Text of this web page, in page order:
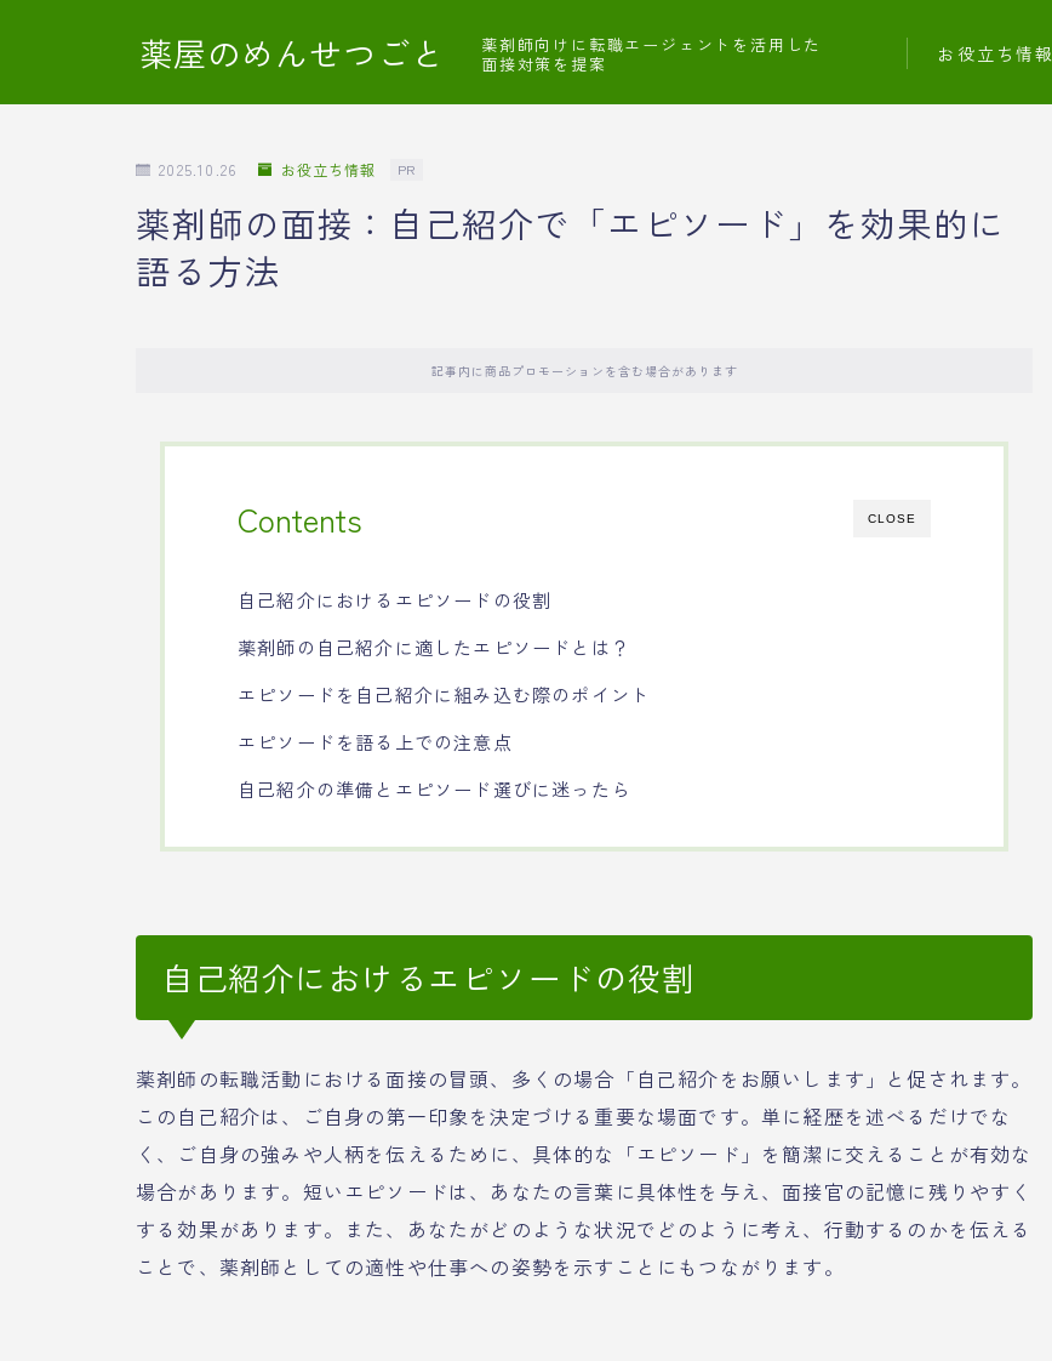
薬屋のめんせつごと
薬剤師向けに転職エージェントを活用した
面接対策を提案
お役立ち情報
2025.10.26 お役立ち情報 PR
薬剤師の面接：自己紹介で「エピソード」を効果的に
語る方法
記事内に商品プロモーションを含む場合があります
CLOSE
Contents
自己紹介におけるエピソードの役割
薬剤師の自己紹介に適したエピソードとは？
エピソードを自己紹介に組み込む際のポイント
エピソードを語る上での注意点
自己紹介の準備とエピソード選びに迷ったら
自己紹介におけるエピソードの役割
薬剤師の転職活動における面接の冒頭、多くの場合「自己紹介をお願いします」と促されます。
この自己紹介は、ご自身の第一印象を決定づける重要な場面です。単に経歴を述べるだけでな
く、ご自身の強みや人柄を伝えるために、具体的な「エピソード」を簡潔に交えることが有効な
場合があります。短いエピソードは、あなたの言葉に具体性を与え、面接官の記憶に残りやすく
する効果があります。また、あなたがどのような状況でどのように考え、行動するのかを伝える
ことで、薬剤師としての適性や仕事への姿勢を示すことにもつながります。